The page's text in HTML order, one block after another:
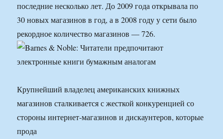
последние несколько лет. До 2009 года открывала по
30 новых магазинов в год, а в 2008 году у сети было
рекордное количество магазинов — 726.
Крупнейший владелец американских книжных
магазинов сталкивается с жесткой конкуренцией со
стороны интернет-магазинов и дискаунтеров, которые
прода